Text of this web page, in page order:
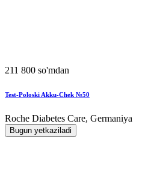
211 800 so'mdan
Test-Poloski Akku-Chek №50
Roche Diabetes Care, Germaniya
Bugun yetkaziladi